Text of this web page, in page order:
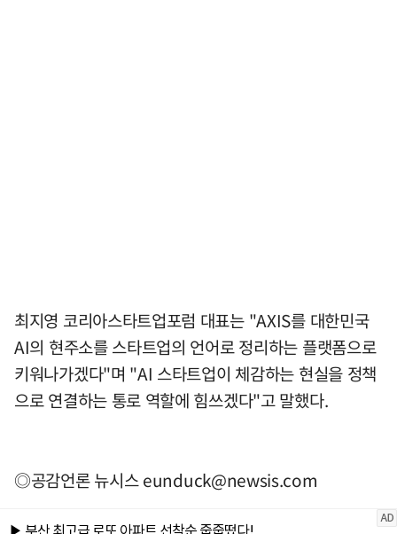
최지영 코리아스타트업포럼 대표는 "AXIS를 대한민국
AI의 현주소를 스타트업의 언어로 정리하는 플랫폼으로
키워나가겠다"며 "AI 스타트업이 체감하는 현실을 정책
으로 연결하는 통로 역할에 힘쓰겠다"고 말했다.
◎공감언론 뉴시스eunduck@newsis.com